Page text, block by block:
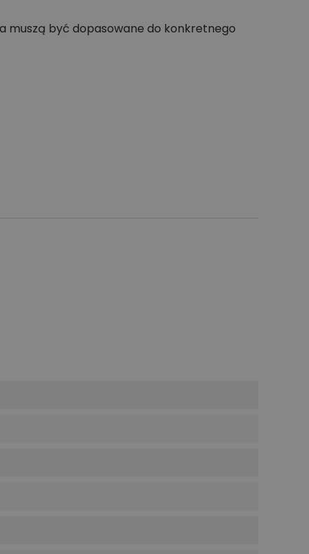
muszą być dopasowane do konkretnego